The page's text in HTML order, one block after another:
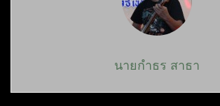
นายกำธร สาธา